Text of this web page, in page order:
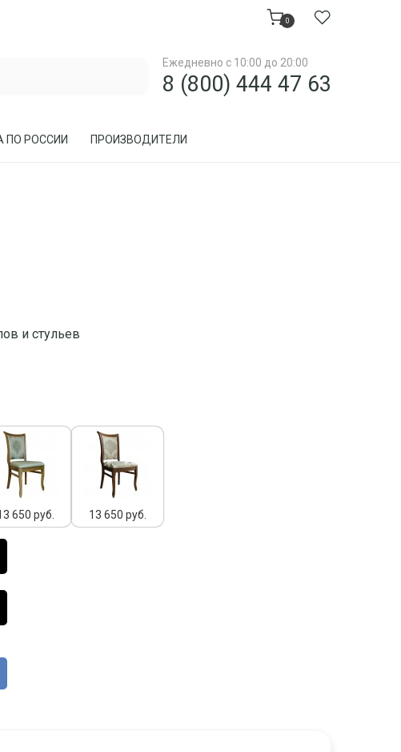
0
Ежедневно с 10:00 до 20:00
8 (800) 444 47 63
ПО РОССИИ ПРОИЗВОДИТЕЛИ
и стульев
650 руб. 13 650 руб.